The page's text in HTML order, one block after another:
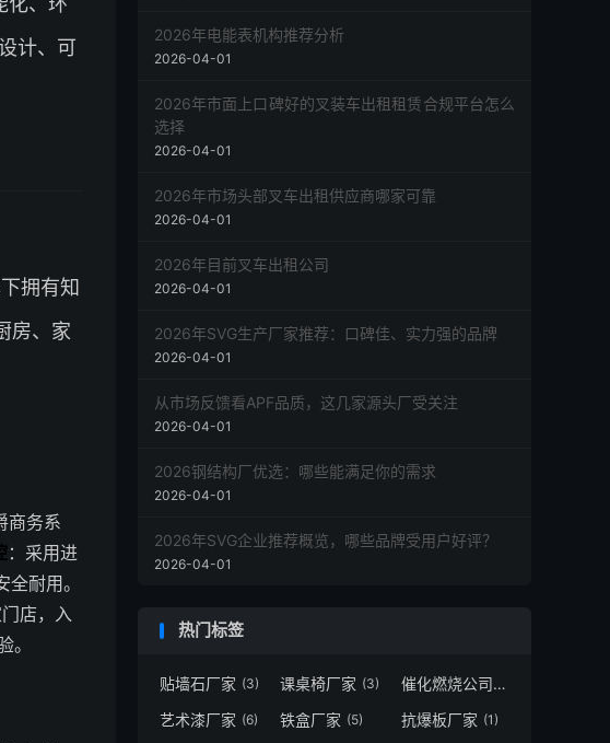
计、可
拥有知
房、家
商务系
：采用进
耐用。
店，入
2026年电能表机构推荐分析
2026-04-01
2026年市面上口碑好的叉装车出租租赁合规平台怎么
选择
2026-04-01
2026年市场头部叉车出租供应商哪家可靠
2026-04-01
2026年目前叉车出租公司
2026-04-01
2026年SVG生产厂家推荐：口碑佳、实力强的品牌
2026-04-01
从市场反馈看APF品质，这几家源头厂受关注
2026-04-01
2026钢结构厂优选：哪些能满足你的需求
2026-04-01
2026年SVG企业推荐概览，哪些品牌受用户好评？
2026-04-01
热门标签
贴墙石厂家 (3) 课桌椅厂家 (3) 催化燃烧公司
(1)
艺术漆厂家 (6) 铁盒厂家 (5) 抗爆板厂家 (1)